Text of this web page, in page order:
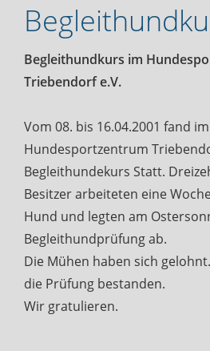
Begleithundkurs im
Triebendorf e.V.
Vom 08. bis 16.04.2001 fand im
Hundesportzentrum
Begleithundekurs Statt.
Besitzer arbeiteten eine
Hund und legten am
Begleithundprüfung ab.
Die Mühen haben sich
die Prüfung bestanden.
Wir gratulieren.